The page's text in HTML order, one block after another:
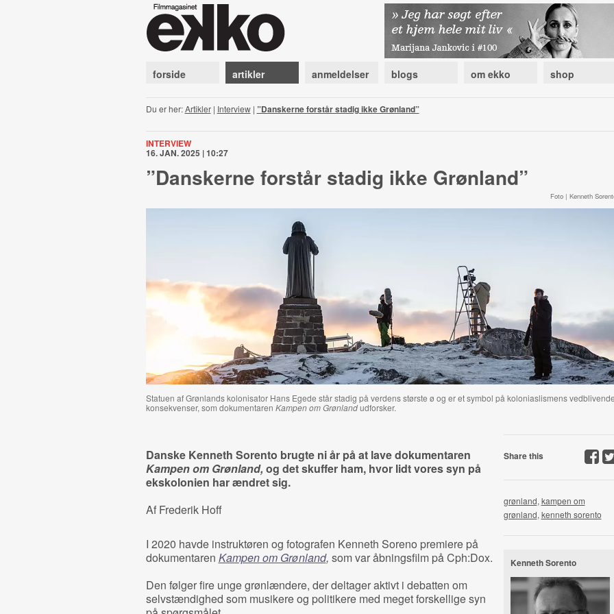
forside artikler anmeldelser blogs om ekko shop
Du er her:Artikler| Interview| ”Danskerne forstår stadig ikke Grønland”
INTERVIEW
16. JAN. 2025 | 10:27
”Danskerne forstår stadig ikke Grønland”
Foto | Kenneth
Statuen af Grønlands kolonisator Hans Egede står stadig på verdens største ø og er et symbol på koloniaslismens
konsekvenser, som dokumentaren Kampen om Grønlandudforsker.
Danske Kenneth Sorento brugte ni år på at lave dokumentaren
Kampen om Grønland, og det skuffer ham, hvor lidt vores syn på
ekskolonien har ændret sig.
Af Frederik Hoff
I 2020 havde instruktøren og fotografen Kenneth Soreno premiere på
dokumentaren Kampen om Grønland, som var åbningsfilm på Cph:Dox.
Den følger fire unge grønlændere, der deltager aktivt i debatten om
selvstændighed som musikere og politikere med meget forskellige syn
Share this
grønland, kampen om
grønland, kenneth sorento
Kenneth Sorento